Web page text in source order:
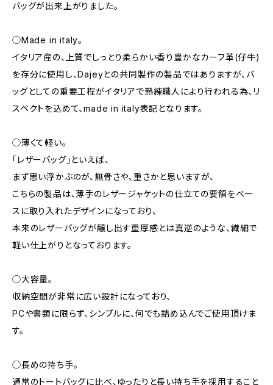
バッグが出来上がりました。
◯Made in italy。
イタリア産の、上質でしっとり柔らかい香り豊かなカーフ革(仔牛)
を存分に使用し、Dajeyとの共同製作の製品ではありますが、バ
ッグとしての重要工程がイタリアで熟練職人により行われる為、リ
スペクトを込めて、made in italy表記となります。
◯薄くて軽い。
「レザーバッグ」といえば、
まず思い浮かぶのが、無骨さや、重さかと思いますが、
こちらの製品は、薄手のレザージャケットの仕立ての要領をベー
スに取り入れたデザインになっており、
本来のレザーバッグが醸し出す重厚感とは真逆のような、繊細で
軽い仕上がりとなっております。
◯大容量。
収納空間が非常に広い設計になっており、
PCや書類に限らず、シンプルに、何でも詰め込んでご使用頂けま
す。
◯長めの持ち手。
通常のトートバッグに比べ、ゆったりと長い持ち手を採用すること